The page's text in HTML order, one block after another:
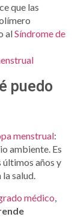
que las
alSíndrome de
puedo
menstrual:
ambiente. Es
años y
la salud.
médico